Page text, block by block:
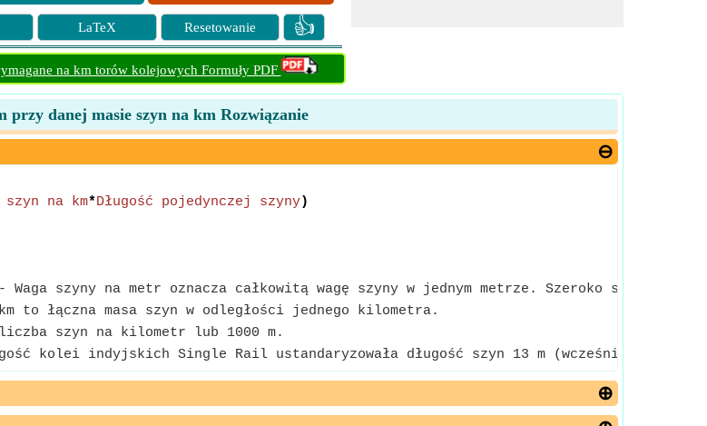
LaTeX Resetowanie 👍
na km torów kolejowych Formuły PDF
przy danej masie szyn na km Rozwiązanie
na km*Długość pojedynczej szyny)
Waga szyny na metr oznacza całkowitą wagę szyny w jednym metrze. Szeroko
to łączna masa szyn w odległości jednego kilometra.
szyn na kilometr lub 1000 m.
kolei indyjskich Single Rail ustandaryzowała długość szyn 13 m (wcześniej 12,8